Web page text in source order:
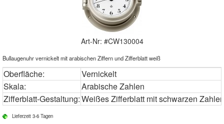
Art-Nr: #CW130004
Bullaugenuhr vernickelt mit arabischen Ziffern und Zifferblatt weiß
Oberfläche:
Vernickelt
Skala:
Arabische Zahlen
Zifferblatt-Gestaltung:Weißes Zifferblatt mit schwarzen Zahlen
Lieferzeit 3-6 Tagen